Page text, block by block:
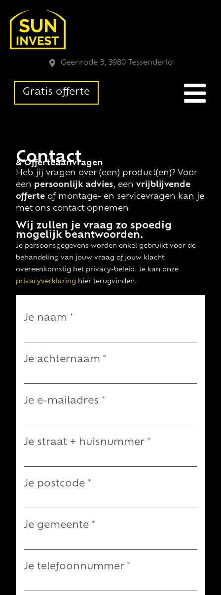
Geenrode 3, 3980 Tessenderlo
Gratis offerte
Contact
& Offerteaanvragen
Heb jij vragen over (een) product(en)? Voor
een persoonlijk advies, een vrijblijvende
offerte of montage- en servicevragen kan je
met ons contact opnemen
Wij zullen je vraag zo spoedig
mogelijk beantwoorden.
Je persoonsgegevens worden enkel gebruikt voor de
behandeling van jouw vraag of jouw klacht
overeenkomstig het privacy-beleid. Je kan onze
privacyverklaring hier terugvinden.
Je naam *
Je achternaam *
Je e-mailadres *
Je straat + huisnummer *
Je postcode *
Je gemeente *
Je telefoonnummer *